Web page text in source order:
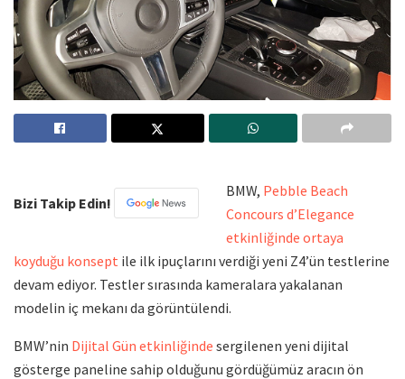
Bizi Takip Edin!
BMW, Pebble Beach
Concours d’Elegance
etkinliğinde ortaya
koyduğu konsept ile ilk ipuçlarını verdiği yeni Z4’ün testlerine
devam ediyor. Testler sırasında kameralara yakalanan
modelin iç mekanı da görüntülendi.
BMW’nin Dijital Gün etkinliğinde sergilenen yeni dijital
gösterge paneline sahip olduğunu gördüğümüz aracın ön